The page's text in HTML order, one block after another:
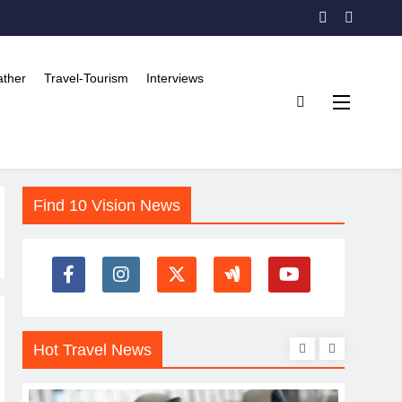
Travel-Tourism Interviews
Find 10 Vision News
Hot Travel News